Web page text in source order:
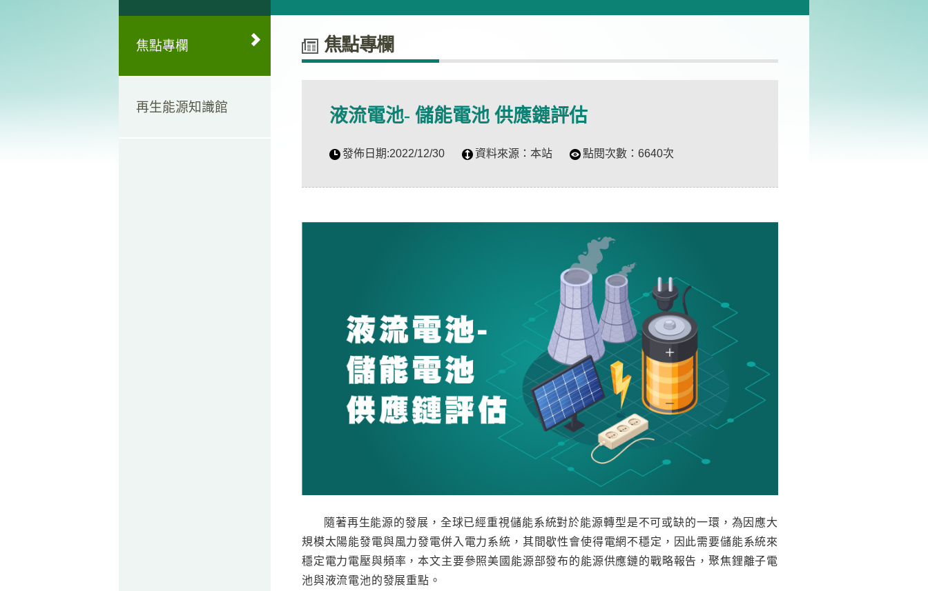
焦點專欄
再生能源知識館
焦點專欄
液流電池- 儲能電池 供應鏈評估
發佈日期:2022/12/30 資料來源： 本站 點閱次數： 6640次
隨著再生能源的發展，全球已經重視儲能系統對於能源轉型是不可或缺的一環，為因應大
規模太陽能發電與風力發電併入電力系統，其間歇性會使得電網不穩定，因此需要儲能系統來
穩定電力電壓與頻率，本文主要參照美國能源部發布的能源供應鏈的戰略報告，聚焦鋰離子電
池與液流電池的發展重點。